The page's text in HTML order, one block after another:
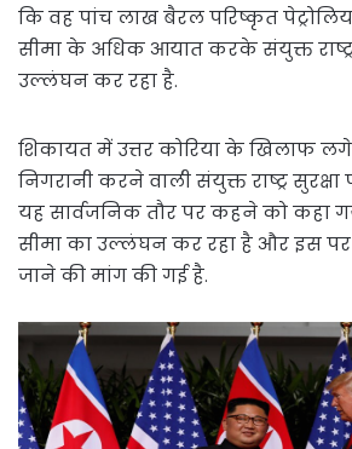
कि वह पांच लाख बैरल परिष्कृत
सीमा के अधिक आयात करके संयुक्त
उल्लंघन कर रहा है.
शिकायत में उत्तर कोरिया के खिलाफ लगे
निगरानी करने वाली संयुक्त राष्ट्र
यह सार्वजनिक तौर पर कहने को कहा
सीमा का उल्लंघन कर रहा है और इस
जाने की मांग की गई है.